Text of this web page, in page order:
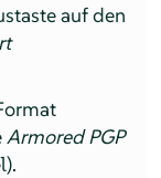
auf den
Armored PGP